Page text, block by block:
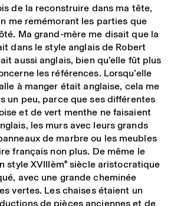
de la reconstruire dans ma tête,
me remémorant les parties que
Ma grand-mère me disait que la
dans le style anglais de Robert
aussi anglais, bien qu’elle fût plus
les références. Lorsqu’elle
à manger était anglaise, cela me
un peu, parce que ses différentes
et de vert menthe ne faisaient
les murs avec leurs grands
de marbre ou les meubles
français non plus. De même le
style XVIIIèmesiècle aristocratique
avec une grande cheminée
vertes. Les chaises étaient un